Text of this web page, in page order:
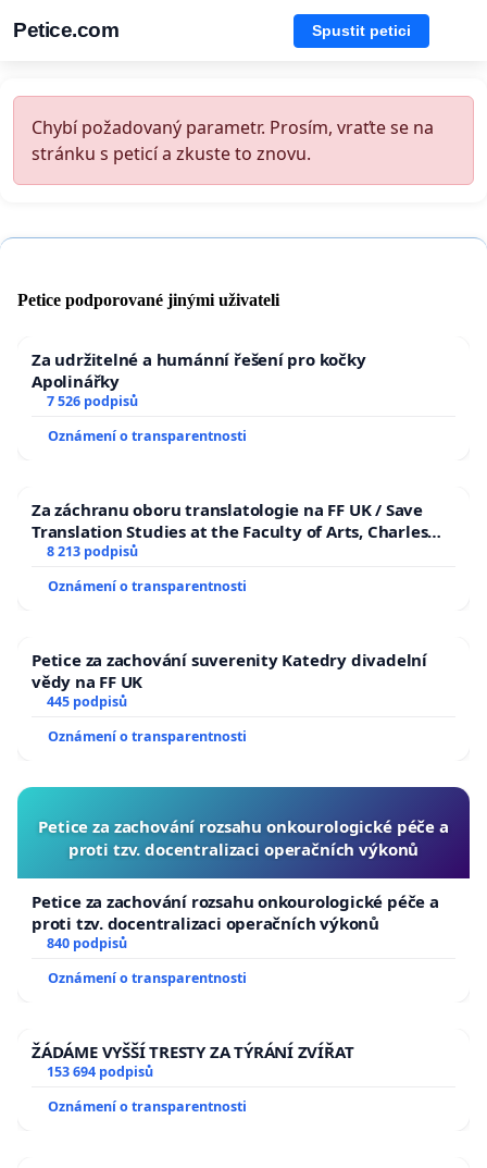
Petice.com Spustit petici
Chybí požadovaný parametr. Prosím, vraťte se na
stránku s peticí a zkuste to znovu.
Petice podporované jinými uživateli
Za udržitelné a humánní řešení pro kočky
Apolinářky
7 526 podpisů
Oznámení o transparentnosti
Za záchranu oboru translatologie na FF UK / Save
Translation Studies at the Faculty of Arts, Charles
University
8 213 podpisů
Oznámení o transparentnosti
Petice za zachování suverenity Katedry divadelní
vědy na FF UK
445 podpisů
Oznámení o transparentnosti
Petice za zachování rozsahu onkourologické péče a
proti tzv. docentralizaci operačních výkonů
Petice za zachování rozsahu onkourologické péče a
proti tzv. docentralizaci operačních výkonů
840 podpisů
Oznámení o transparentnosti
ŽÁDÁME VYŠŠÍ TRESTY ZA TÝRÁNÍ ZVÍŘAT
153 694 podpisů
Oznámení o transparentnosti